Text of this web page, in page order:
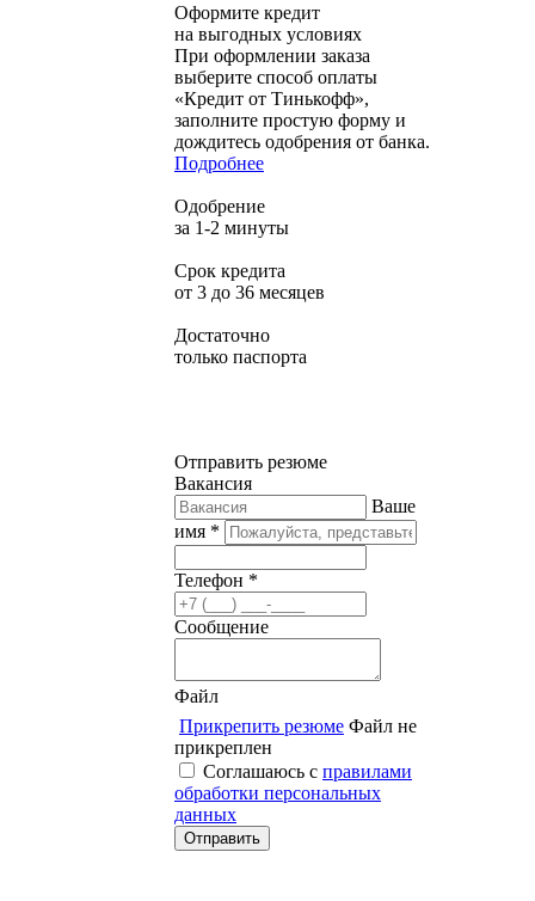
Оформите кредит
на выгодных условиях
При оформлении заказа
выберите способ оплаты
«Кредит от Тинькофф»,
заполните простую форму и
дождитесь одобрения от банка.
Подробнее
Одобрение
за 1-2 минуты
Срок кредита
от 3 до 36 месяцев
Достаточно
только паспорта
Отправить резюме
Вакансия
Ваше
имя *
Телефон *
Сообщение
Файл
Прикрепить резюме Файл не
прикреплен
Соглашаюсь с правилами
обработки персональных
данных